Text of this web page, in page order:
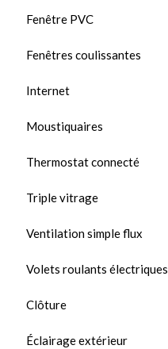
Fenêtre PVC
Fenêtres coulissantes
Internet
Moustiquaires
Thermostat connecté
Triple vitrage
Ventilation simple flux
Volets roulants électriques
Clôture
Éclairage extérieur